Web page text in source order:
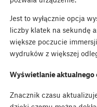
Jest to wyłącznie opcja
liczby klatek na sekundę
większe poczucie
wydruków z większej
Wyświetlanie aktualnego
Znacznik czasu